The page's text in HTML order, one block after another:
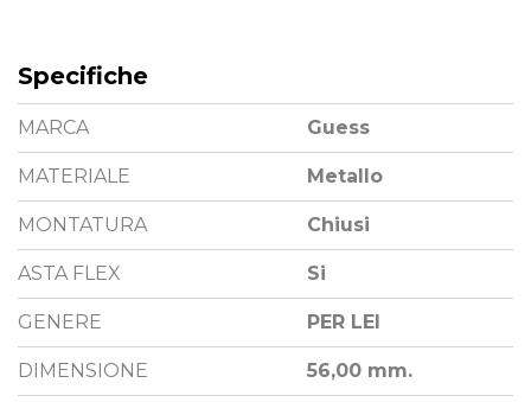
Specifiche
MARCA Guess
MATERIALE Metallo
MONTATURA Chiusi
ASTA FLEX Si
GENERE PER LEI
DIMENSIONE 56,00 mm.